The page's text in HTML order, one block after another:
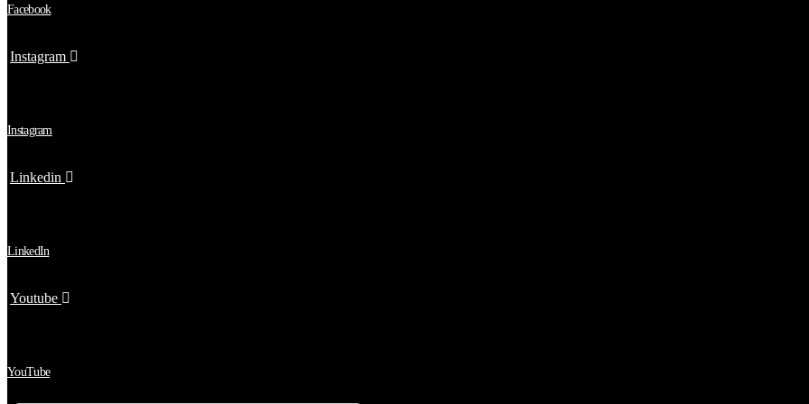
Facebook
Instagram
Instagram
Linkedin
LinkedIn
Youtube
YouTube